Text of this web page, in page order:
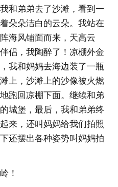
和弟弟去了沙滩，看到一
朵朵洁白的云朵。我站在
海风铺面而来，天高云
侣，我陶醉了！凉棚外金
我和妈妈去海边装了一瓶
上，沙滩上的沙像被火燃
跑回凉棚下面。继续和弟
城堡，最后，我和弟弟终
来，还叫妈妈给我们拍照
还摆出各种姿势叫妈妈拍
！